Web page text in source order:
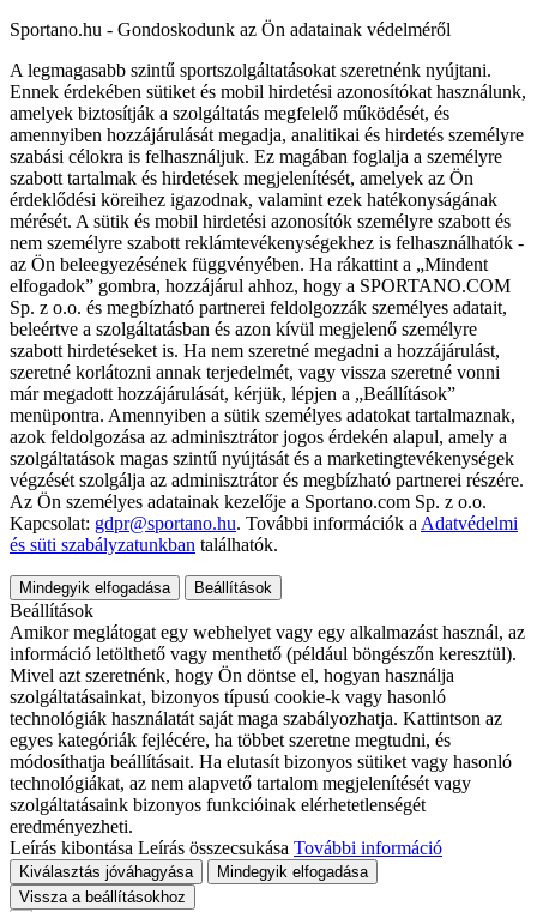
Sportano.hu - Gondoskodunk az Ön adatainak védelméről
A legmagasabb szintű sportszolgáltatásokat szeretnénk nyújtani.
Ennek érdekében sütiket és mobil hirdetési azonosítókat használunk,
amelyek biztosítják a szolgáltatás megfelelő működését, és
amennyiben hozzájárulását megadja, analitikai és hirdetés személyre
szabási célokra is felhasználjuk. Ez magában foglalja a személyre
szabott tartalmak és hirdetések megjelenítését, amelyek az Ön
érdeklődési köreihez igazodnak, valamint ezek hatékonyságának
mérését. A sütik és mobil hirdetési azonosítók személyre szabott és
nem személyre szabott reklámtevékenységekhez is felhasználhatók -
az Ön beleegyezésének függvényében. Ha rákattint a „Mindent
elfogadok” gombra, hozzájárul ahhoz, hogy a SPORTANO.COM
Sp. z o.o. és megbízható partnerei feldolgozzák személyes adatait,
beleértve a szolgáltatásban és azon kívül megjelenő személyre
szabott hirdetéseket is. Ha nem szeretné megadni a hozzájárulást,
szeretné korlátozni annak terjedelmét, vagy vissza szeretné vonni
már megadott hozzájárulását, kérjük, lépjen a „Beállítások”
menüpontra. Amennyiben a sütik személyes adatokat tartalmaznak,
azok feldolgozása az adminisztrátor jogos érdekén alapul, amely a
szolgáltatások magas szintű nyújtását és a marketingtevékenységek
végzését szolgálja az adminisztrátor és megbízható partnerei részére.
Az Ön személyes adatainak kezelője a Sportano.com Sp. z o.o.
Kapcsolat: gdpr@sportano.hu. További információk a Adatvédelmi
és süti szabályzatunkban találhatók.
Mindegyik elfogadása Beállítások
Beállítások
Amikor meglátogat egy webhelyet vagy egy alkalmazást használ, az
információ letölthető vagy menthető (például böngészőn keresztül).
Mivel azt szeretnénk, hogy Ön döntse el, hogyan használja
szolgáltatásainkat, bizonyos típusú cookie-k vagy hasonló
technológiák használatát saját maga szabályozhatja. Kattintson az
egyes kategóriák fejlécére, ha többet szeretne megtudni, és
módosíthatja beállításait. Ha elutasít bizonyos sütiket vagy hasonló
technológiákat, az nem alapvető tartalom megjelenítését vagy
szolgáltatásaink bizonyos funkcióinak elérhetetlenségét
eredményezheti.
Leírás kibontása Leírás összecsukása További információ
Kiválasztás jóváhagyása
Mindegyik elfogadása
Vissza a beállításokhoz